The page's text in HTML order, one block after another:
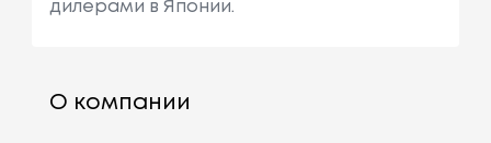
дилерами в Японии.
О компании